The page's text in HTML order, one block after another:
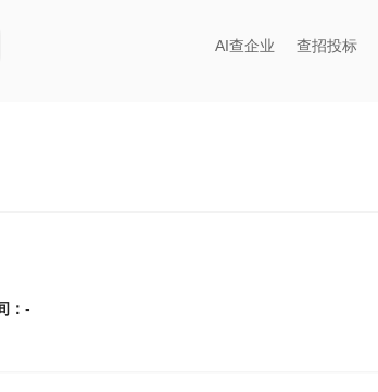
AI查企业 查招投标
： -